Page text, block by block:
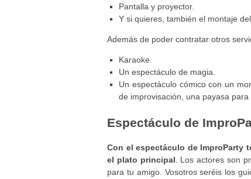
Pantalla y proyector.
Y si quieres, también el montaje
Además de poder contratar otros
Karaoke.
Un espectáculo de magia.
Un espectáculo cómico con un
de improvisación, una payasa para
Espectáculo de
Con el espectáculo de ImproParty
el plato principal . Los actores son
para tu amigo. Vosotros seréis los